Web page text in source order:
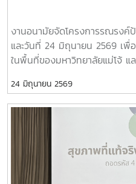
งานอนามัยจัดโครงการรณรงค์
และวันที่ 24 มิถุนายน 2569 เพื่
ในพื้นที่ของมหาวิทยาลัยแม่โจ้ แ
เทอม ในปีการศึกษา 2569 โดย
แม่โจ้มาพ่นฝอยละอองกำจัดยุ
บ้านพักบุคลากร และบริเวณโ
บริหารจากเทศบาลเมืองแม่โจ้
ไว้เพื่อกำจัดลูกน้ำยุงลาย โดย
มีความต้องการทรายอะเบท สา
พัฒนานักศึกษา อาคารอำนวย ย
24 มิถุนายน 2569